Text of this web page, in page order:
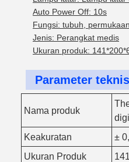
Auto Power Off: 10s
Fungsi: tubuh, permukaan
Jenis: Perangkat medis
Ukuran produk:
Parameter
Nama produk
Keakuratan
±
Ukuran Produk